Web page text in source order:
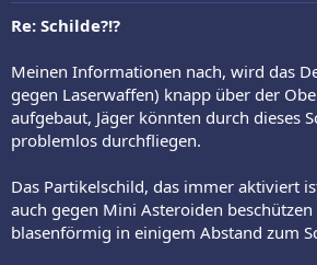
Re: Schilde?!?
Meinen Informationen nach, wird das
gegen Laserwaffen) knapp über der
aufgebaut, Jäger könnten durch dieses
problemlos durchfliegen.
Das Partikelschild, das immer aktiviert
auch gegen Mini Asteroiden
blasenförmig in einigem Abstand zum